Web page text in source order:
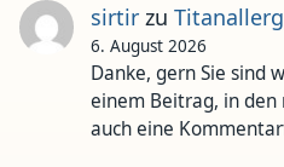
sirtirzu
6. August 2026
Danke, gern Sie sind
einem Beitrag, in den
auch eine